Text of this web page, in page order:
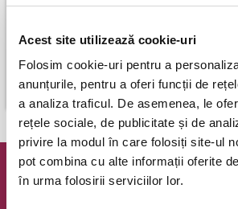
Acest site utilizează cookie-uri
Folosim cookie-uri pentru a
anunțurile, pentru a oferi funcții de
a analiza traficul. De asemenea, le
rețele sociale, de publicitate și de
privire la modul în care folosiți site-ul
pot combina cu alte informații oferite
în urma folosirii serviciilor lor.
Traffic Strings
22 noiembrie
Newsletter @